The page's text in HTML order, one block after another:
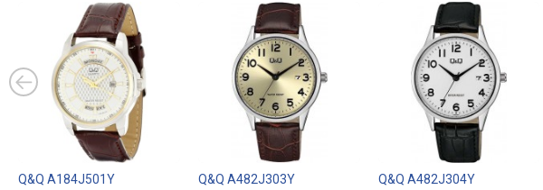
Q&Q A184J501Y Q&Q A482J303Y Q&Q A482J304Y